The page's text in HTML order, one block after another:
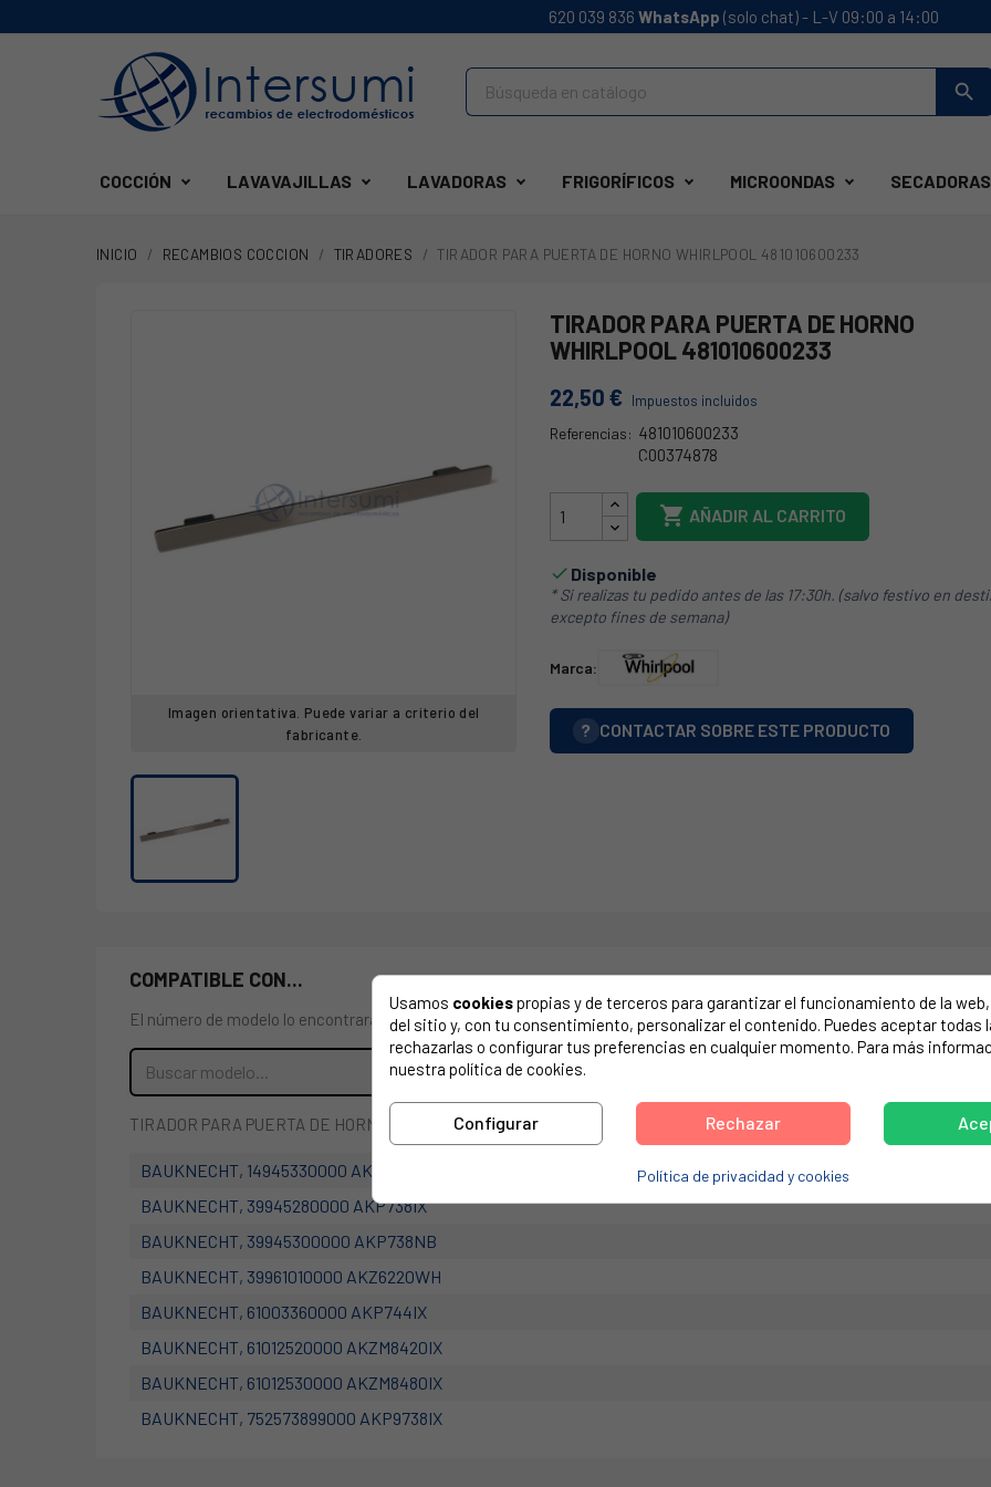
620 039 836 WhatsApp (solo chat) - L-V 09:00 a 14:00
search
COCCIÓN LAVAVAJILLAS LAVADORAS FRIGORÍFICOS MICROONDAS SECADORAS
INICIO RECAMBIOS COCCION TIRADORES TIRADOR PARA PUERTA DE HORNO WHIRLPOOL 481010600233
Imagen orientativa. Puede variar a criterio del
fabricante.
TIRADOR PARA PUERTA DE HORNO
WHIRLPOOL 481010600233
22,50 € Impuestos incluidos
Referencias: 481010600233
C00374878
481010600233
 AÑADIR AL CARRITO
 Disponible
* Si realizas tu pedido antes de las 17:30h. (salvo festivo en
excepto fines de semana)
Marca:
? CONTACTAR SOBRE ESTE PRODUCTO
COMPATIBLE CON...
El número de modelo lo encontrarás en la etiqueta de tu electrodoméstico. Suele estar formado por números y letras.
TIRADOR PARA PUERTA DE HORNO WHIRLPOOL, INDESIT 481010600233, C00374878
BAUKNECHT, 14945330000 AKP745NB
BAUKNECHT, 39945280000 AKP738IX
BAUKNECHT, 39945300000 AKP738NB
BAUKNECHT, 39961010000 AKZ6220WH
BAUKNECHT, 61003360000 AKP744IX
BAUKNECHT, 61012520000 AKZM8420IX
BAUKNECHT, 61012530000 AKZM8480IX
BAUKNECHT, 752573899000 AKP9738IX
Usamos cookiespropias y de terceros para garantizar el funcionamiento de la
del sitio y, con tu consentimiento, personalizar el contenido. Puedes aceptar todas
rechazarlas o configurar tus preferencias en cualquier momento. Para más
nuestra política de cookies.
Configurar Rechazar
Política de privacidad y cookies